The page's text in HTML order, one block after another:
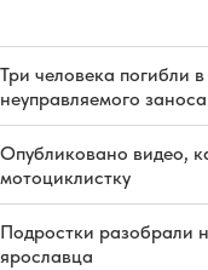
Три человека погибли
неуправляемого заноса
Опубликовано видео,
мотоциклистку
Подростки разобрали
ярославца